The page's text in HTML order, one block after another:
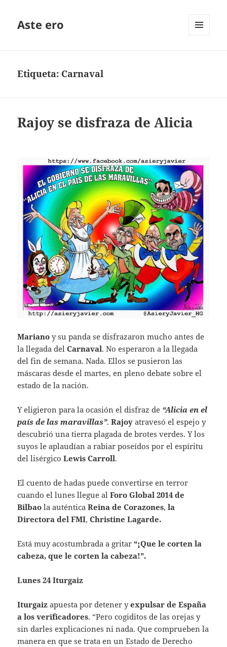
Aste ero
Etiqueta: Carnaval
Rajoy se disfraza de Alicia
Mariano y su panda se disfrazaron mucho antes de
la llegada del Carnaval. No esperaron a la llegada
del fin de semana. Nada. Ellos se pusieron las
máscaras desde el martes, en pleno debate sobre el
estado de la nación.
Y eligieron para la ocasión el disfraz de “Alicia en el
país de las maravillas”.Rajoy atravesó el espejo y
descubrió una tierra plagada de brotes verdes. Y los
suyos le aplaudían a rabiar poseídos por el espíritu
del lisérgicoLewis Carroll.
El cuento de hadas puede convertirse en terror
cuando el lunes llegue alForo Global 2014 de
Bilbao la auténticaReina de Corazones,la
Directora del FMI,Christine Lagarde.
Está muy acostumbrada a gritar“¡Que le corten la
cabeza, que le corten la cabeza!”.
Lunes 24 Iturgaiz
Iturgaizapuesta por detener yexpulsar de España
a los verificadores. “Pero cogiditos de las orejas y
sin darles explicaciones ni nada. Que comprueben la
manera en que se trata en un Estado de Derecho